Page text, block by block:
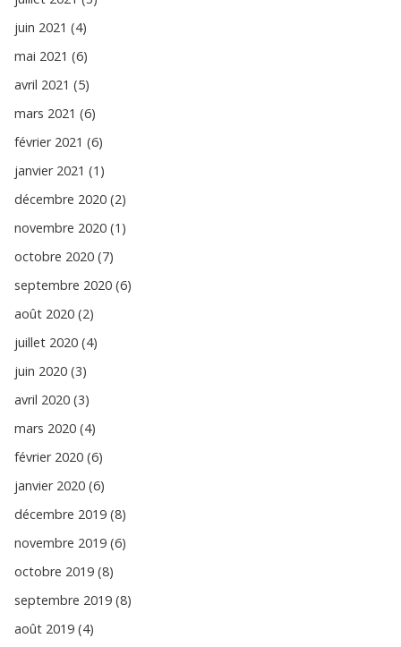
juin 2021 (4)
mai 2021 (6)
avril 2021 (5)
mars 2021 (6)
février 2021 (6)
janvier 2021 (1)
décembre 2020 (2)
novembre 2020 (1)
octobre 2020 (7)
septembre 2020 (6)
août 2020 (2)
juillet 2020 (4)
juin 2020 (3)
avril 2020 (3)
mars 2020 (4)
février 2020 (6)
janvier 2020 (6)
décembre 2019 (8)
novembre 2019 (6)
octobre 2019 (8)
septembre 2019 (8)
août 2019 (4)